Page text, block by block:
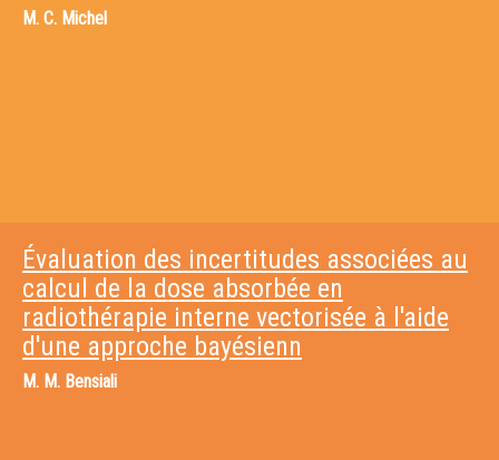
M. C. Michel
Évaluation des incertitudes associées au
calcul de la dose absorbée en
radiothérapie interne vectorisée à l'aide
d'une approche bayésienn
M. M. Bensiali